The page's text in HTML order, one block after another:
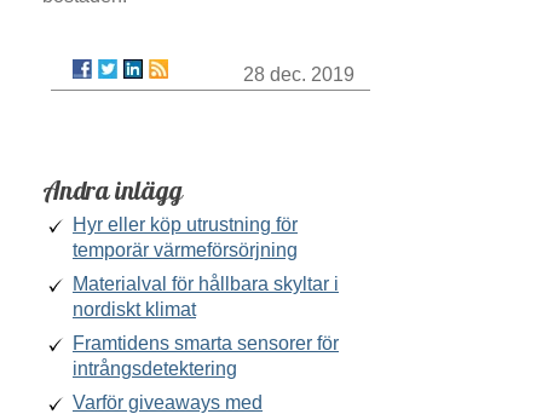
28 dec. 2019
Andra inlägg
Hyr eller köp utrustning för
temporär värmeförsörjning
Materialval för hållbara skyltar i
nordiskt klimat
Framtidens smarta sensorer för
intrångsdetektering
Varför giveaways med